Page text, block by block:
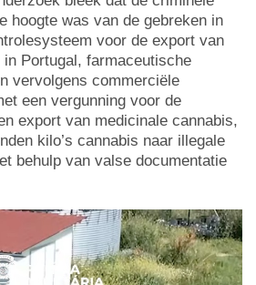
hoogte was van de gebreken in
voor de export van
Portugal, farmaceutische
vervolgens commerciële
een vergunning voor de
export van medicinale cannabis,
kilo’s cannabis naar illegale
behulp van valse documentatie